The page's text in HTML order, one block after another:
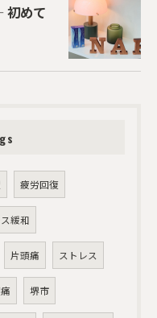
初めて
疲労回復
緩和
片頭痛 ストレス
堺市